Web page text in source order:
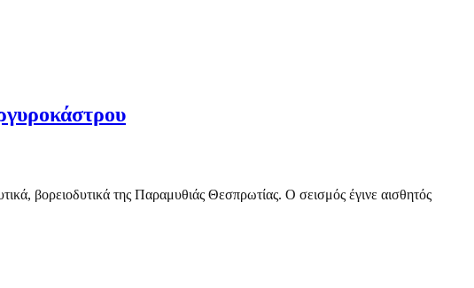
βορειοδυτικά της Παραμυθιάς Θεσπρωτίας. Ο σεισμός έγινε αισθητός